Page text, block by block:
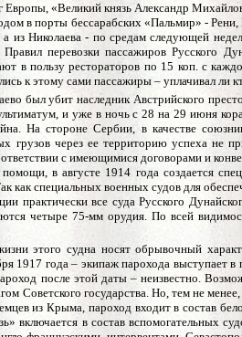
Европы, «Великий князь Александр
в порты бессарабских «Пальмир» -
из Николаева - по средам следующей
перевозки пассажиров Русского
в пользу рестораторов по 15 коп. с
к этому сами пассажиры – уплачивал ли
был убит наследник Австрийского
и уже в ночь с 28 на 29 июня
На стороне Сербии, в качестве
грузов через ее территорию успеха не
с имеющимися договорами и
в августе 1914 года создается
как специальных военных судов для
практически все суда Русского
четыре 75-мм орудия. По всей
этого судна носят обрывочный
1917 года – экипаж парохода выступает
после этой даты – неизвестно.
Советского государства. Но, тем не
из Крыма, пароход входит в состав
включается в состав вспомогательных